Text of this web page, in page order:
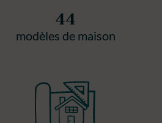
44
modèles de maison